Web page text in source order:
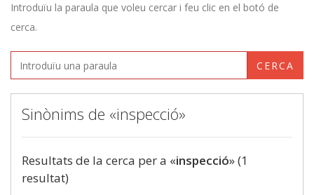
Introduïu la paraula que voleu cercar i feu clic en el botó de
cerca.
CERCA
Sinònims de «inspecció»
Resultats de la cerca per a «inspecció» (1
resultat)